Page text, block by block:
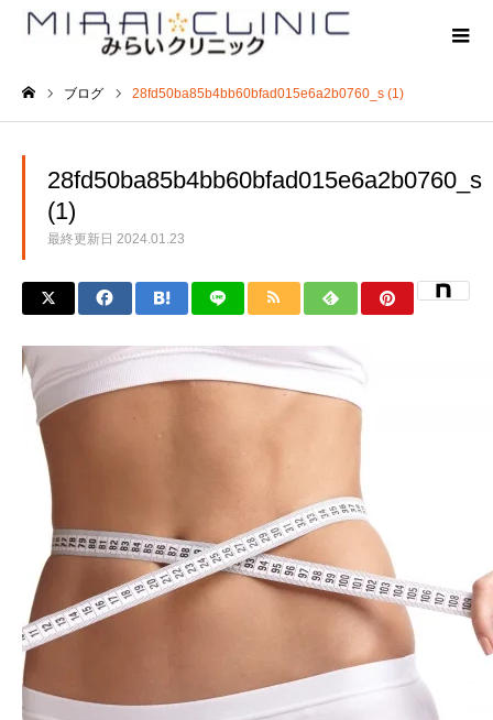
ブログ 28fd50ba85b4bb60bfad015e6a2b0760_s (1)
28fd50ba85b4bb60bfad015e6a2b0760_s
(1)
最終更新日 2024.01.23